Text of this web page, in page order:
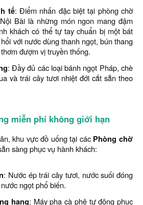
tế: Điểm nhấn đặc biệt tại phòng chờ
Bài là những món ngon mang đậm
khách có thể tự tay chuẩn bị một bát
với nước dùng thanh ngọt, bún thang
đượm vị truyền thống.
: Đầy đủ các loại bánh ngọt Pháp, chè
và trái cây tươi nhiệt đới cắt sẵn theo
miễn phí không giới hạn
khu vực đồ uống tại cácPhòng chờ
sàng phục vụ hành khách:
: Nước ép trái cây tươi, nước suối đóng
ngọt phổ biến.
hạng: Máy pha cà phê tự động phục